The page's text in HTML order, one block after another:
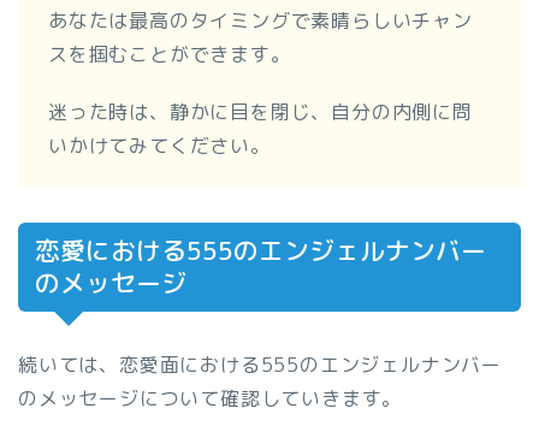
あなたは最高のタイミングで素晴らしいチャン
スを掴むことができます。
迷った時は、静かに目を閉じ、自分の内側に問
いかけてみてください。
恋愛における555のエンジェルナンバー
のメッセージ
続いては、恋愛面における555のエンジェルナンバー
のメッセージについて確認していきます。